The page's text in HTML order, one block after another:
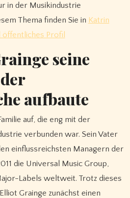
in der Musikindustrie
Thema finden Sie in Katrin
öffentliches Profil
seine
aufbaute
auf, die eng mit der
verbunden war. Sein Vater
einflussreichsten Managern der
die Universal Music Group,
Labels weltweit. Trotz dieses
Grainge zunächst einen